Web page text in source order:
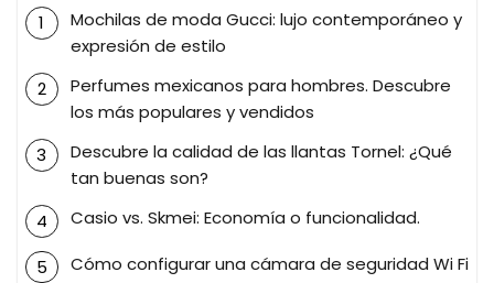
Mochilas de moda Gucci: lujo contemporáneo y
expresión de estilo
Perfumes mexicanos para hombres. Descubre
los más populares y vendidos
Descubre la calidad de las llantas Tornel: ¿Qué
tan buenas son?
Casio vs. Skmei: Economía o funcionalidad.
Cómo configurar una cámara de seguridad Wi Fi